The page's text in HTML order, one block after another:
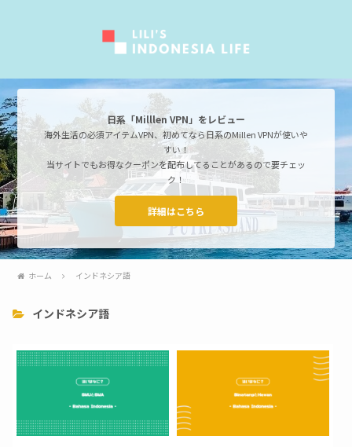
日系「Milllen VPN」をレビュー
海外生活の必須アイテムVPN、初めてなら日系のMillen VPNが使いや
すい！
当サイトでもお得なクーポンを配布してることがあるので要チェッ
ク！
詳細はこちら
ホーム インドネシア語
インドネシア語